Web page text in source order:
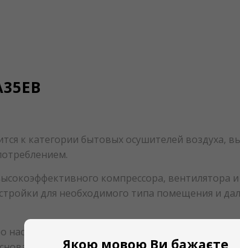
к категории бытовых осушителей воздуха,
компрессора, вентилятора
для необходимого типа помещения и
настроить аппарат на требуемый режим.
Якою мовою Ви бажаєте